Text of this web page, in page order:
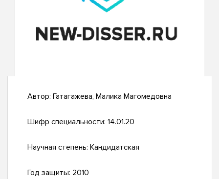
Автор: Гатагажева, Малика Магомедовна
Шифр специальности: 14.01.20
Научная степень: Кандидатская
Год защиты: 2010